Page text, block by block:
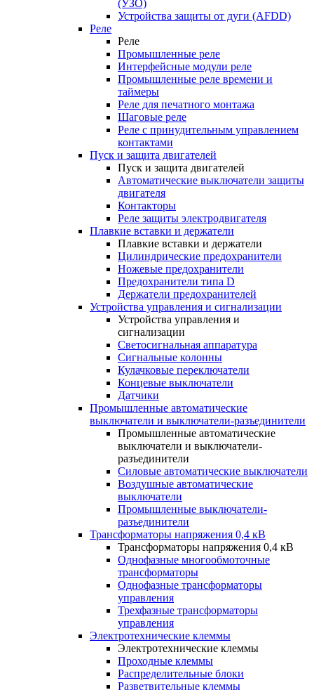
(УЗО)
Устройства защиты от дуги (AFDD)
Реле
Реле
Промышленные реле
Интерфейсные модули реле
Промышленные реле времени и
таймеры
Реле для печатного монтажа
Шаговые реле
Реле с принудительным управлением
контактами
Пуск и защита двигателей
Пуск и защита двигателей
Автоматические выключатели защиты
двигателя
Контакторы
Реле защиты электродвигателя
Плавкие вставки и держатели
Плавкие вставки и держатели
Цилиндрические предохранители
Ножевые предохранители
Предохранители типа D
Держатели предохранителей
Устройства управления и сигнализации
Устройства управления и
сигнализации
Светосигнальная аппаратура
Сигнальные колонны
Кулачковые переключатели
Концевые выключатели
Датчики
Промышленные автоматические
выключатели и выключатели-разъединители
Промышленные автоматические
выключатели и выключатели-
разъединители
Силовые автоматические выключатели
Воздушные автоматические
выключатели
Промышленные выключатели-
разъединители
Трансформаторы напряжения 0,4 кВ
Трансформаторы напряжения 0,4 кВ
Однофазные многообмоточные
трансформаторы
Однофазные трансформаторы
управления
Трехфазные трансформаторы
управления
Электротехнические клеммы
Электротехнические клеммы
Проходные клеммы
Распределительные блоки
Разветвительные клеммы